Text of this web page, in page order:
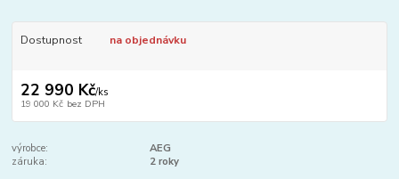
Dostupnost na objednávku
22 990 Kč/ks
19 000 Kč bez DPH
výrobce:
AEG
záruka:
2 roky